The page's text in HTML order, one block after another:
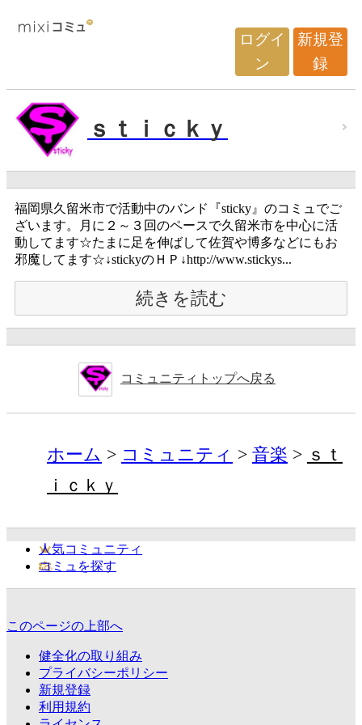
ログイ
ン
新規登
録
ｓｔｉｃｋｙ
福岡県久留米市で活動中のバンド『sticky』のコミュでご
ざいます。月に２～３回のペースで久留米市を中心に活
動してます☆たまに足を伸ばして佐賀や博多などにもお
邪魔してます☆↓stickyのＨＰ↓http://www.stickys...
続きを読む
コミュニティトップへ戻る
ホーム コミュニティ 音楽
ｓｔ
ｉｃｋｙ
人気コミュニティ
コミュを探す
このページの上部へ
健全化の取り組み
プライバシーポリシー
新規登録
利用規約